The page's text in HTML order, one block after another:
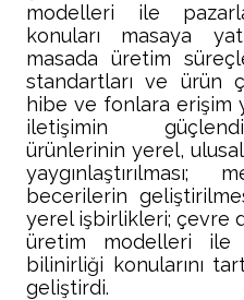
modelleri ile
konuları masaya
masada üretim
standartları ve ürün
hibe ve fonlara erişim
iletişimin
ürünlerinin yerel,
becerilerin
yerel işbirlikleri; çevre
üretim modelleri ile
bilinirliği konularını
geliştirdi.